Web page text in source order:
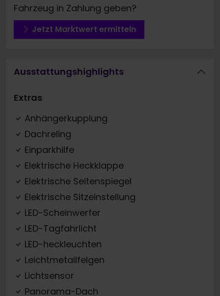
Fahrzeug in Zahlung geben?
Jetzt Marktwert ermitteln
Ausstattungshighlights
Extras
Anhängerkupplung
Dachreling
Einparkhilfe
Elektrische Heckklappe
Elektrische Seitenspiegel
Elektrische Sitzeinstellung
LED-Scheinwerfer
LED-Tagfahrlicht
LED-heckleuchten
Leichtmetallfelgen
Lichtsensor
Panorama-Dach